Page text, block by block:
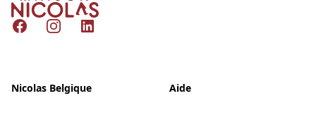
FacebookInstagramLinkedIn
Nicolas Belgique Aide